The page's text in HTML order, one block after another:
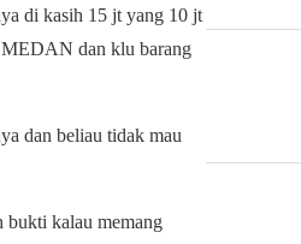
di kasih 15 jt yang 10 jt
MEDAN dan klu barang
dan beliau tidak mau
bukti kalau memang